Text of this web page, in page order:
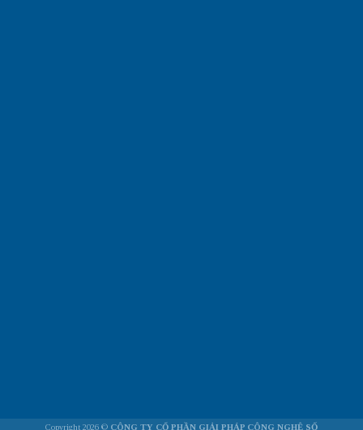
Copyright 2026 © CÔNG TY CỔ PHẦN GIẢI PHÁP CÔNG NGHỆ SỐ